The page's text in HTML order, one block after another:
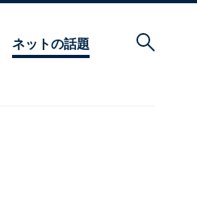
ネットの話題